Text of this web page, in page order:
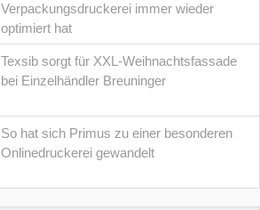
Verpackungsdruckerei immer wieder
optimiert hat
Texsib sorgt für XXL-Weihnachtsfassade
bei Einzelhändler Breuninger
So hat sich Primus zu einer besonderen
Onlinedruckerei gewandelt